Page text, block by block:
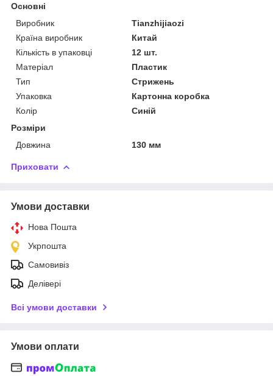
Основні
Виробник
Tianzhijiaozi
Країна виробник
Китай
Кількість в упаковці
12 шт.
Матеріал
Пластик
Тип
Стрижень
Упаковка
Картонна коробка
Колір
Синій
Розміри
Довжина
130 мм
Приховати
Умови доставки
Нова Пошта
Укрпошта
Самовивіз
Делівері
Всі умови доставки
Умови оплати